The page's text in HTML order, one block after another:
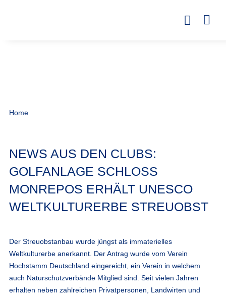
Home
NEWS AUS DEN CLUBS:
GOLFANLAGE SCHLOSS
MONREPOS ERHÄLT UNESCO
WELTKULTURERBE STREUOBST
Der Streuobstanbau wurde jüngst als immaterielles
Weltkulturerbe anerkannt. Der Antrag wurde vom Verein
Hochstamm Deutschland eingereicht, ein Verein in welchem
auch Naturschutzverbände Mitglied sind. Seit vielen Jahren
erhalten neben zahlreichen Privatpersonen, Landwirten und